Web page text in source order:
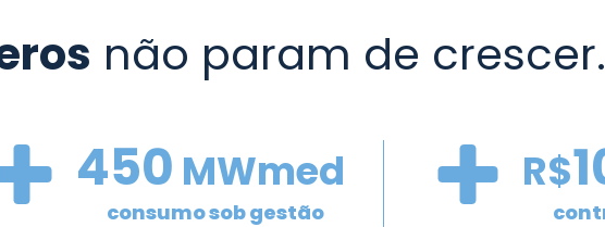
não param de crescer.
450 MWmed
consumo sob gestão
R$